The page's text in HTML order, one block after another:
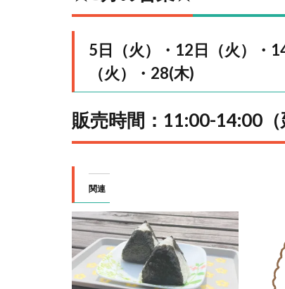
5日（火）・12日（火）・
（火）・28(木)
販売時間：11:00-14:00（
関連